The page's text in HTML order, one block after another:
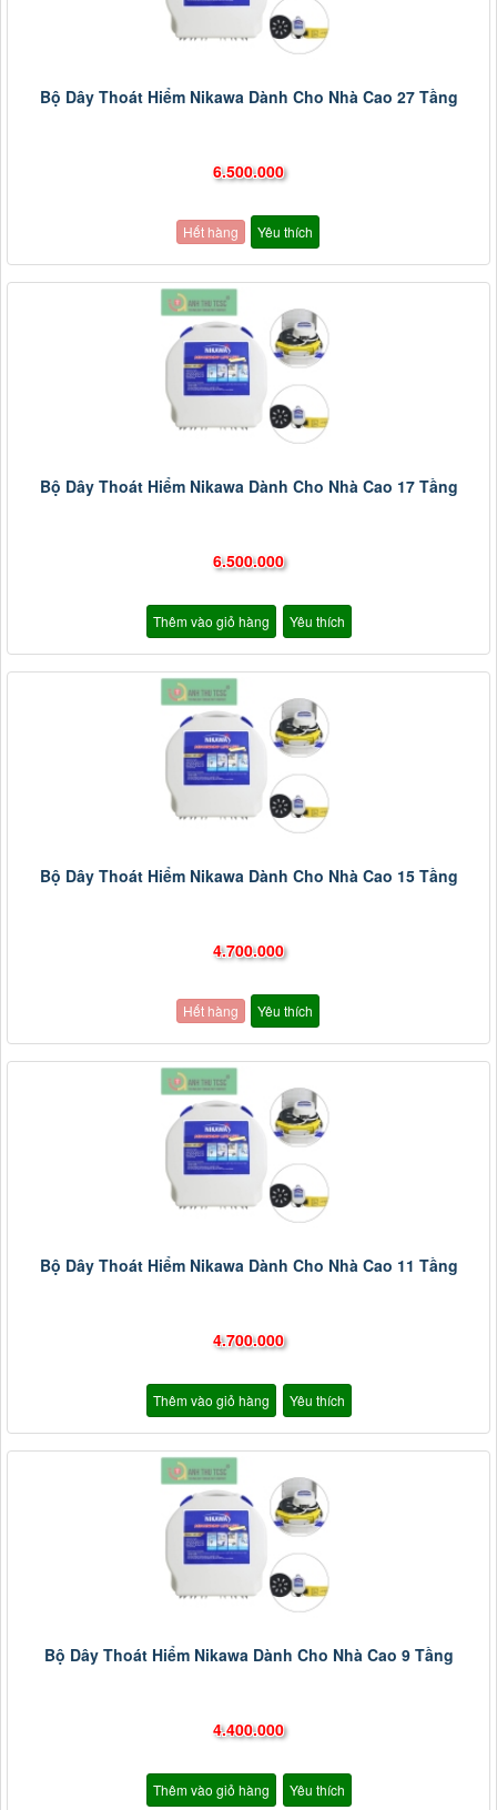
Bộ Dây Thoát Hiểm Nikawa Dành Cho Nhà Cao 27 Tầng
6.500.000
Hết hàng Yêu thích
Bộ Dây Thoát Hiểm Nikawa Dành Cho Nhà Cao 17 Tầng
6.500.000
Thêm vào giỏ hàng Yêu thích
Bộ Dây Thoát Hiểm Nikawa Dành Cho Nhà Cao 15 Tầng
4.700.000
Hết hàng Yêu thích
Bộ Dây Thoát Hiểm Nikawa Dành Cho Nhà Cao 11 Tầng
4.700.000
Thêm vào giỏ hàng Yêu thích
Bộ Dây Thoát Hiểm Nikawa Dành Cho Nhà Cao 9 Tầng
4.400.000
Thêm vào giỏ hàng Yêu thích